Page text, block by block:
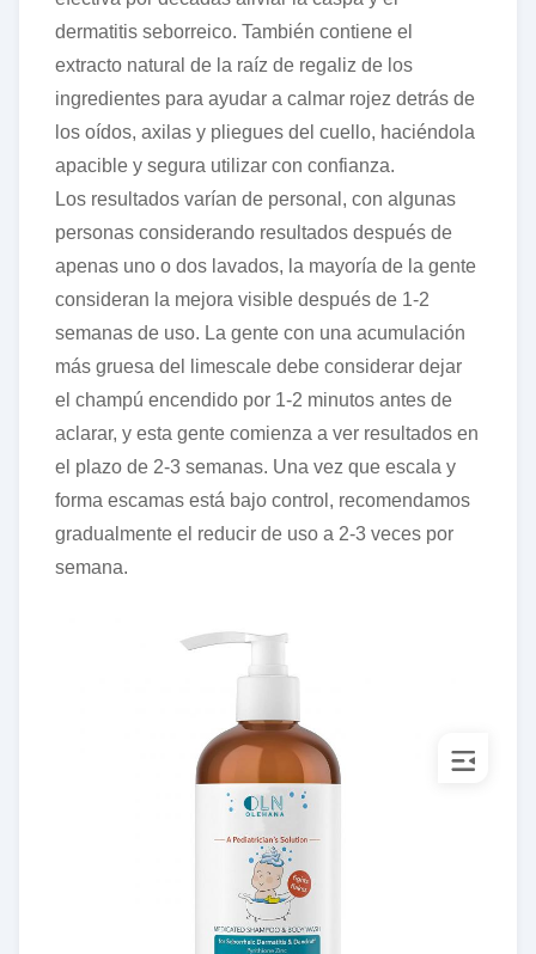
dermatitis seborreico. También contiene el
extracto natural de la raíz de regaliz de los
ingredientes para ayudar a calmar rojez detrás de
los oídos, axilas y pliegues del cuello, haciéndola
apacible y segura utilizar con confianza.
Los resultados varían de personal, con algunas
personas considerando resultados después de
apenas uno o dos lavados, la mayoría de la gente
consideran la mejora visible después de 1-2
semanas de uso. La gente con una acumulación
más gruesa del limescale debe considerar dejar
el champú encendido por 1-2 minutos antes de
aclarar, y esta gente comienza a ver resultados en
el plazo de 2-3 semanas. Una vez que escala y
forma escamas está bajo control, recomendamos
gradualmente el reducir de uso a 2-3 veces por
semana.